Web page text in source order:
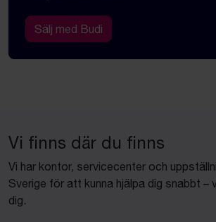
Sälj med Budi
Vi finns där du finns
Vi har kontor, servicecenter och
Sverige för att kunna hjälpa dig snabbt –
dig.